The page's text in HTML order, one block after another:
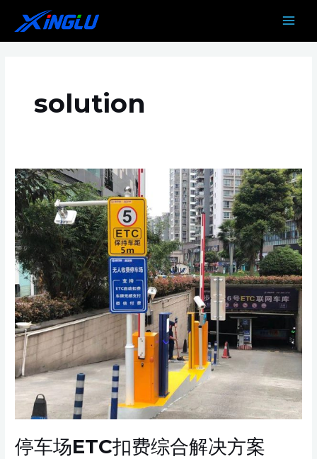
内
solution
停车场ETC扣费综合解决方案
停
车
场
ETC
扣
费
综
合
解
决
方
案